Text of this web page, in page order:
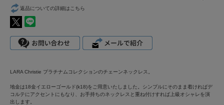
返品についての詳細はこちら
LARA Christie プラチナムコレクションのチェーンネックレス。
地金は18金イエローゴールド(k18)をご用意いたしました。シンプルにそのまま着ければデ
コルテにアクセントにもなり、お手持ちのネックレスと重ね付けすれば上級オシャレを演
出します。